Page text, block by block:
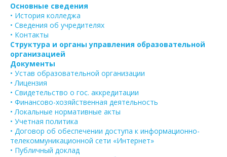
Основные сведения
• История колледжа
• Сведения об учредителях
• Контакты
Структура и органы управления образовательной
организацией
Документы
• Устав образовательной организации
• Лицензия
• Свидетельство о гос. аккредитации
• Финансово-хозяйственная деятельность
• Локальные нормативные акты
• Учетная политика
• Договор об обеспечении доступа к информационно-
телекоммуникационной сети «Интернет»
• Публичный доклад